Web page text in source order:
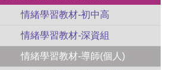
情緒學習教材-初中高
情緒學習教材-深資組
情緒學習教材-導師(個人)